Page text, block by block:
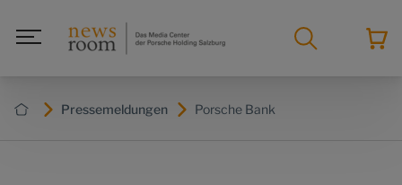
Pressemeldungen Porsche Bank